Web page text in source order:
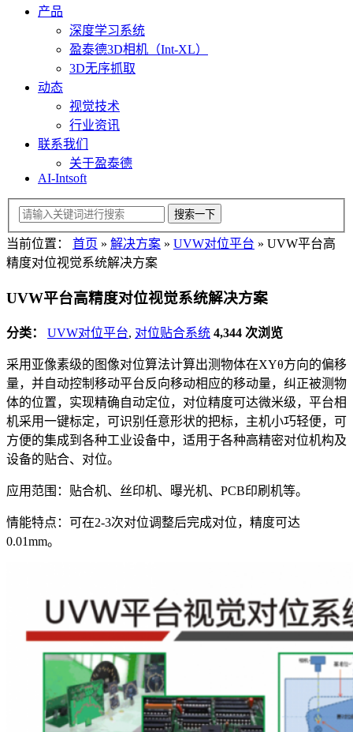
产品
深度学习系统
盈泰德3D相机（Int-XL）
3D无序抓取
动态
视觉技术
行业资讯
联系我们
关于盈泰德
AI-Intsoft
当前位置： 首页 » 解决方案 » UVW对位平台 » UVW平台高
精度对位视觉系统解决方案
UVW平台高精度对位视觉系统解决方案
分类： UVW对位平台, 对位贴合系统 4,344 次浏览
采用亚像素级的图像对位算法计算出测物体在XYθ方向的偏移
量，并自动控制移动平台反向移动相应的移动量，纠正被测物
体的位置，实现精确自动定位，对位精度可达微米级，平台相
机采用一键标定，可识别任意形状的把标，主机小巧轻便，可
方便的集成到各种工业设备中，适用于各种高精密对位机构及
设备的贴合、对位。
应用范围：贴合机、丝印机、曝光机、PCB印刷机等。
情能特点：可在2-3次对位调整后完成对位，精度可达
0.01mm。